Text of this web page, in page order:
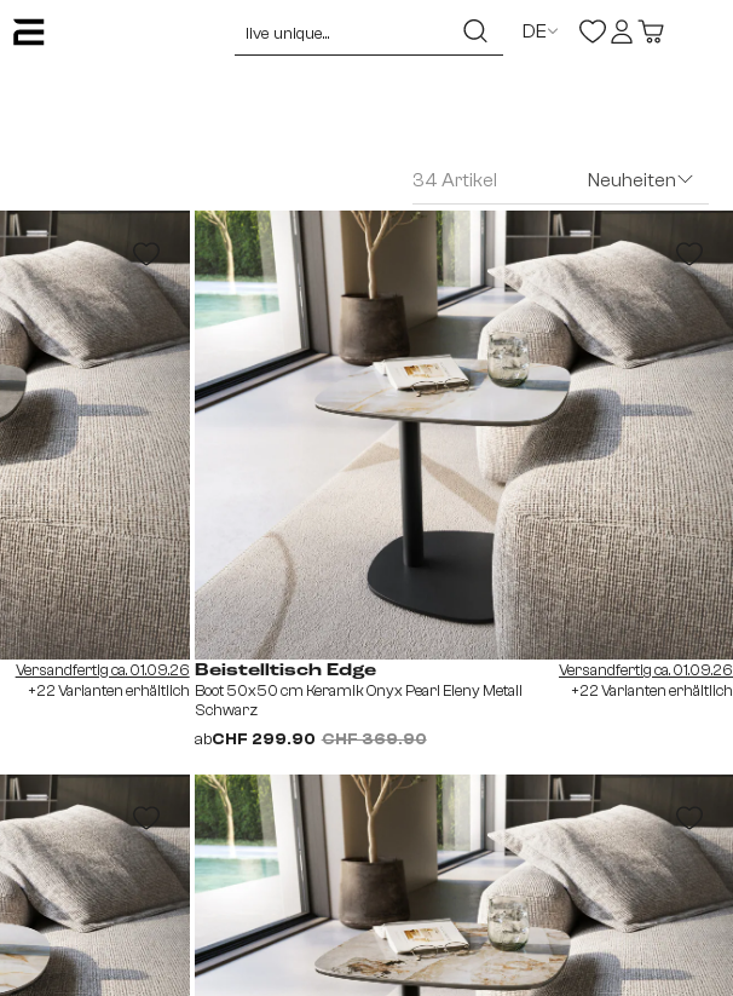
DE
34 Artikel Neuheiten
Versandfertig ca. 01.09.26
+22 Varianten erhältlich
Beistelltisch Edge
Boot 50x50 cm Keramik Onyx Pearl Eleny Metall
Schwarz
abCHF 299.90 CHF 369.90
Versandfertig ca. 01.09.26
+22 Varianten erhältlich